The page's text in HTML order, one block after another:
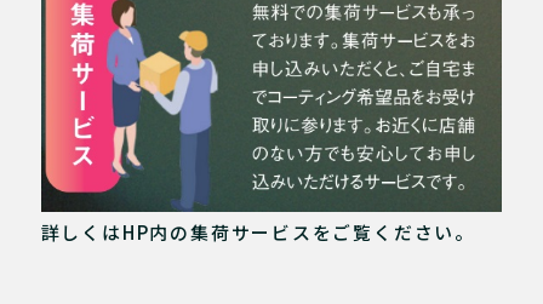
詳しくはHP内の集荷サービスをご覧ください。